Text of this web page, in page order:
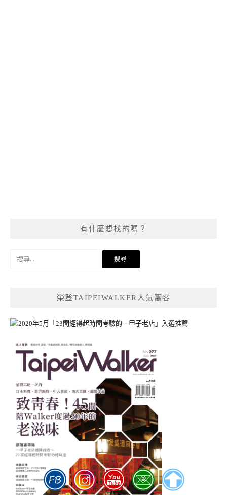
有什麼想找的嗎？
榮登TAIPEIWALKER人氣窩客